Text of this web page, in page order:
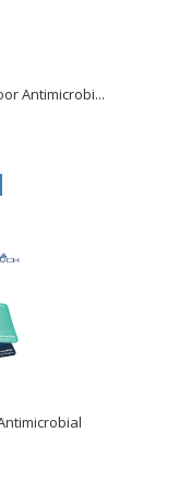
Antimicrobi...